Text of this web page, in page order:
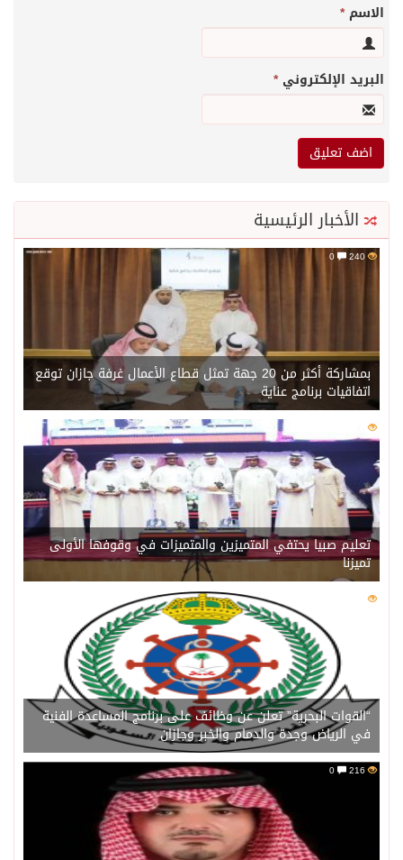
الاسم*
البريد الإلكتروني*
الأخبار الرئيسية
240
بمشاركة أكثر من 20 جهة تمثل قطاع الأعمال غرفة جازان توقع
اتفاقيات برنامج عناية
220
تعليم صبيا يحتفي المتميزين والمتميزات في وقوفها الأولى
تميزنا
216
“القوات البحرية” تعلن عن وظائف على برنامج المساعدة الفنية
في الرياض وجدة والدمام والخبر وجازان
216